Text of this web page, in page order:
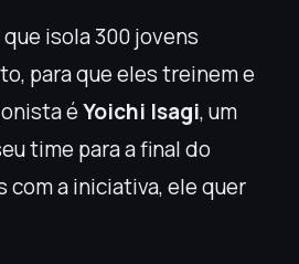
isola 300 jovens
para que eles treinem e
éYoichi Isagi, um
time para a final do
a iniciativa, ele quer